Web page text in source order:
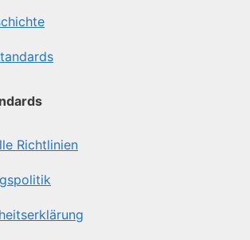
Richtlinien